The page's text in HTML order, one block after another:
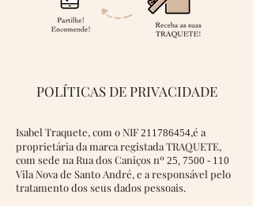
POLÍTICAS DE PRIVACIDADE
Isabel Traquete, com o NIF 211786454,é a
proprietária da marca registada TRAQUETE,
com sede na Rua dos Caniços nº 25, 7500 - 110
Vila Nova de Santo André, e a responsável pelo
tratamento dos seus dados pessoais.